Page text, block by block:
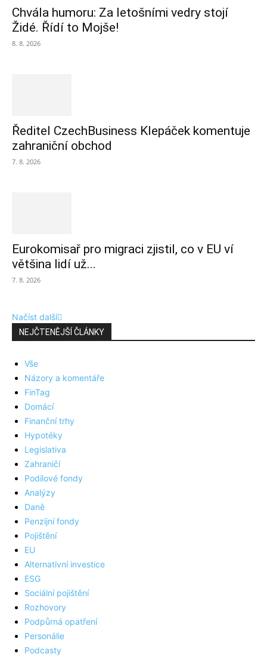
Chvála humoru: Za letošními vedry stojí
Židé. Řídí to Mojše!
8. 8. 2026
Ředitel CzechBusiness Klepáček komentuje
zahraniční obchod
7. 8. 2026
Eurokomisař pro migraci zjistil, co v EU ví
většina lidí už...
7. 8. 2026
Načíst další
NEJČTENĚJŠÍ ČLÁNKY
Vše
Názory a komentáře
FinTag
Domácí
Finanční trhy
Hypotéky
Legislativa
Zahraničí
Podílové fondy
Analýzy
Daně
Penzijní fondy
Pojištění
EU
Alternativní investice
ESG
Sociální pojištění
Rozhovory
Podpůrná opatření
Personálie
Podcasty